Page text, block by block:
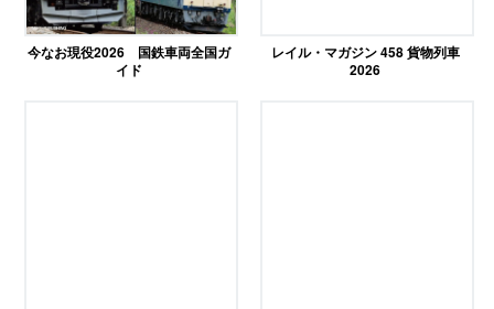
今なお現役2026 国鉄車両全国ガ
イド
レイル・マガジン 458 貨物列車
2026